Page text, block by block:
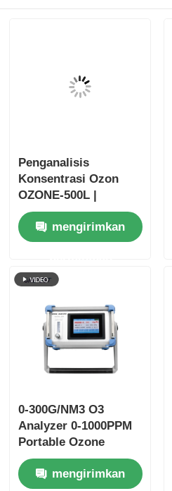
Detektor Ozon
Termometer Serat Optik
Detektor emisi inframerah
Penganalisis
Konsentrasi Ozon
OZONE-500L |
Penyerapan UV
254nm Sinar Ganda
mengirimkan
0-300G/NM3 O3
Analyzer 0-1000PPM
Portable Ozone
Analyzer UV
mengirimkan